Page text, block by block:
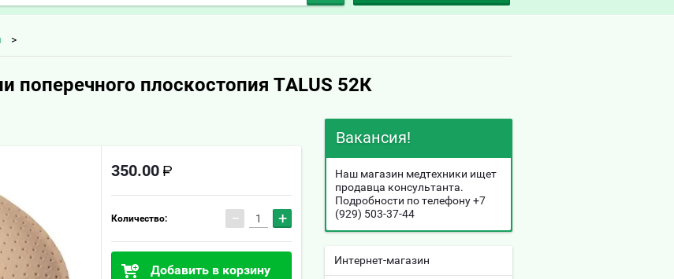
поперечного плоскостопия TALUS 52К
350.00
Количество: − +
Добавить в корзину
Вакансия!
Наш магазин медтехники ищет
продавца консультанта.
Подробности по телефону+7
(929) 503-37-44
Интернет-магазин